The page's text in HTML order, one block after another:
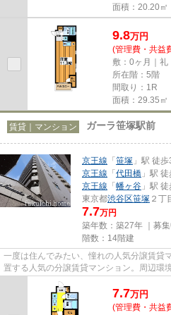
面積：20.20㎡
9.8万円
(管理費・共益
敷：0ヶ月｜礼
所在階：5階
間取り：1R
面積：29.35㎡
賃貸｜マンション ガーラ笹塚駅前
京王線 「笹塚 」駅 徒
京王線 「代田橋 」駅
京王線 「幡ヶ谷 」駅
東京都渋谷区笹塚 ２丁
7.7万円
築年数：築27年 ｜募集
階数：14階建
一度は住んでみたい、憧れの人気分譲賃貸
置する人気の分譲賃貸マンション。周辺環
ニが近いのでとっても便利。...
7.7万円
(管理費・共益